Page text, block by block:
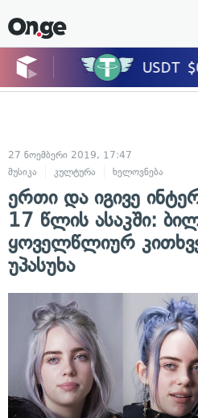
27 ნოემბერი 2019, 17:47
მუსიკა
კულტურა ხელოვნება
ერთი და იგივე
17 წლის ასაკში:
ყოველწლიურ
უპასუხა